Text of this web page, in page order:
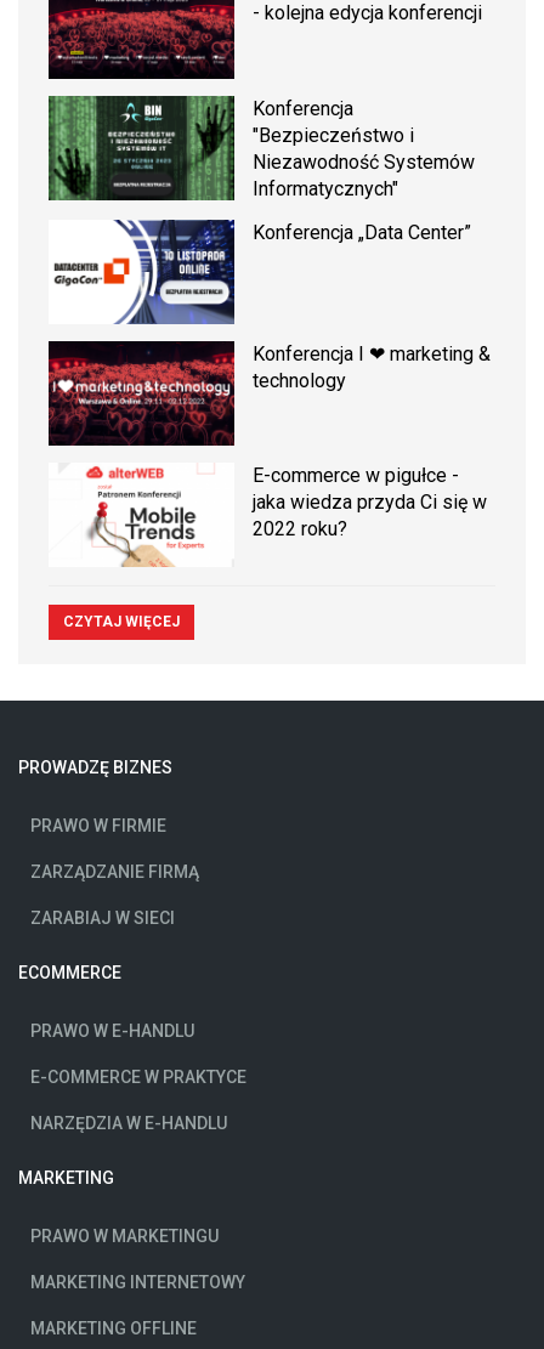
- kolejna edycja konferencji
Konferencja
"Bezpieczeństwo i
Niezawodność Systemów
Informatycznych"
Konferencja „Data Center”
Konferencja I ❤ marketing &
technology
E-commerce w pigułce -
jaka wiedza przyda Ci się w
2022 roku?
CZYTAJ WIĘCEJ
PROWADZĘ BIZNES
PRAWO W FIRMIE
ZARZĄDZANIE FIRMĄ
ZARABIAJ W SIECI
ECOMMERCE
PRAWO W E-HANDLU
E-COMMERCE W PRAKTYCE
NARZĘDZIA W E-HANDLU
MARKETING
PRAWO W MARKETINGU
MARKETING INTERNETOWY
MARKETING OFFLINE